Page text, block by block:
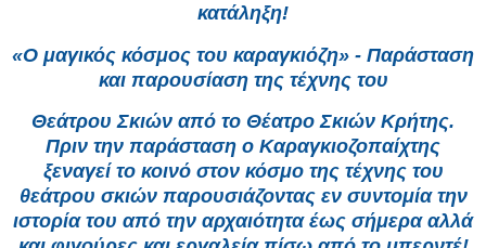
κατάληξη!
«Ο μαγικός κόσμος του καραγκιόζη» - Παράσταση
και παρουσίαση της τέχνης του
Θεάτρου Σκιών από το Θέατρο Σκιών Κρήτης.
Πριν την παράσταση ο Καραγκιοζοπαίχτης
ξεναγεί το κοινό στον κόσμο της τέχνης του
θεάτρου σκιών παρουσιάζοντας εν συντομία την
ιστορία του από την αρχαιότητα έως σήμερα αλλά